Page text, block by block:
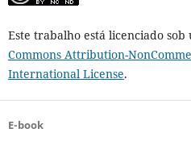
Este trabalho está licenciado sob
Commons Attribution-
International License.
E-book